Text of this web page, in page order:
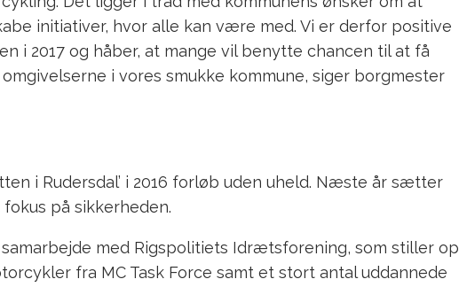
initiativer, hvor alle kan være med. Vi er derfor positive
i 2017 og håber, at mange vil benytte chancen til at få
i vores smukke kommune, siger borgmester
i Rudersdal’ i 2016 forløb uden uheld. Næste år sætter
på sikkerheden.
samarbejde med Rigspolitiets Idrætsforening, som stiller op
fra MC Task Force samt et stort antal uddannede